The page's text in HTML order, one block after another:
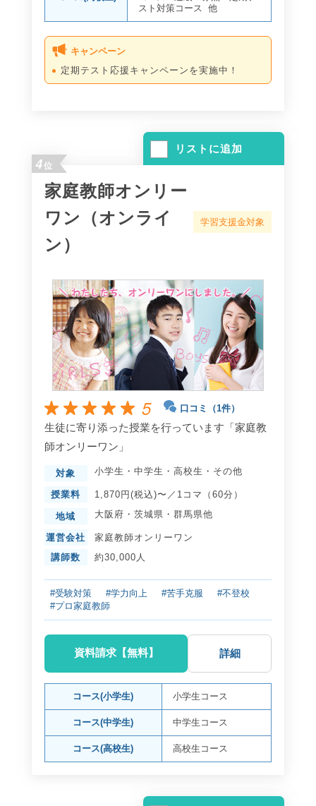
スト対策コース
他
キャンペーン
定期テスト応援キャンペーンを実施中！
リストに追加
4位
家庭教師オンリー
ワン（オンライ
ン）
学習支援金対象
5 口コミ（1件）
生徒に寄り添った授業を行っています「家庭教
師オンリーワン」
対象 小学生 ・ 中学生 ・ 高校生 ・ その他
授業料 1,870円(税込)〜／1コマ（60分）
地域 大阪府 ・ 茨城県 ・ 群馬県他
運営会社
家庭教師オンリーワン
講師数
約30,000人
#受験対策 #学力向上 #苦手克服
#不登校
#プロ家庭教師
資料請求【無料】 詳細
コース(小学生) 小学生コース
コース(中学生) 中学生コース
コース(高校生) 高校生コース